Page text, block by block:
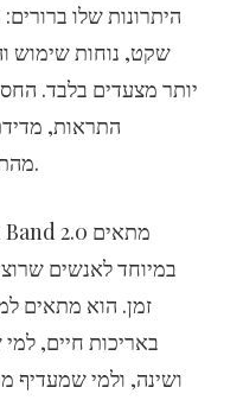
היתרונות שלו
שקט, נוחות שימוש
יותר מצעדים בלבד.
התראות,
מהתובנות המתקדמות דורשות מנוי.
במיוחד לאנשים
זמן. הוא מתאים
באריכות חיים,
ושינה, ולמי שמעדיף